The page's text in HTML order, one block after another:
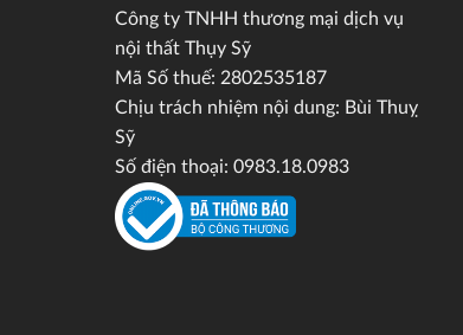
Công ty TNHH thương mại dịch vụ
nội thất Thụy Sỹ
Mã Số thuế: 2802535187
Chịu trách nhiệm nội dung: Bùi Thuỵ
Sỹ
Số điện thoại: 0983.18.0983